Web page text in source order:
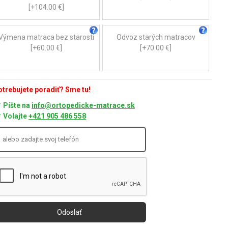
[+104.00 €]
matraca bez starosti
[+60.00 €]
Odvoz starých matracov
[+70.00 €]
poradiť? Sme tu!
Píšte na info@ortopedicke-matrace.sk
Volajte+421 905 486 558